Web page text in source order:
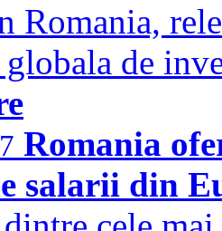
Romania,
globala de
Romania
salarii din